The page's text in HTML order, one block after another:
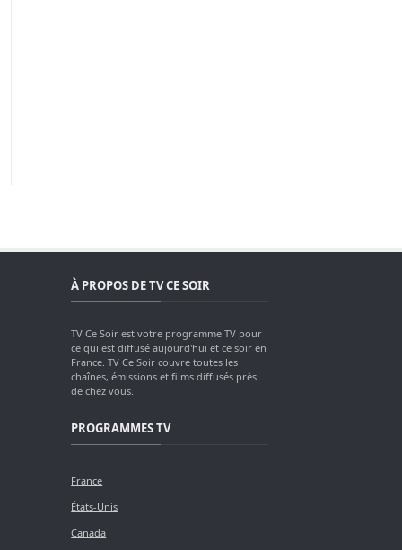
À PROPOS DE TV CE SOIR
TV Ce Soir est votre programme TV pour
ce qui est diffusé aujourd'hui et ce soir en
France. TV Ce Soir couvre toutes les
chaînes, émissions et films diffusés près
de chez vous.
PROGRAMMES TV
France
États-Unis
Canada